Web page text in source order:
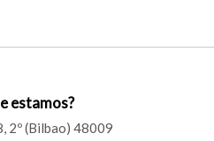
estamos?
2º (Bilbao) 48009